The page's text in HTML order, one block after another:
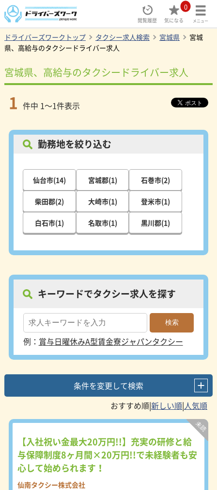
閲覧履歴
0
気になる メニュー
ドライバーズワークトップ タクシー求人検索 宮城県
宮城
県、高給与のタクシードライバー求人
宮城県、高給与のタクシードライバー求人
1 件中 1～1件表示
勤務地を絞り込む
仙台市(14) 宮城郡(1) 石巻市(2)
柴田郡(2) 大崎市(1) 登米市(1)
白石市(1) 名取市(1) 黒川郡(1)
キーワードでタクシー求人を探す
例： 賞与日曜休みA型賃金寮ジャパンタクシー
条件を変更して検索
|
|
【入社祝い金最大20万円!!】充実の研修と給
与保障制度8ヶ月間×20万円!!で未経験者も安
心して始められます！
仙南タクシー株式会社